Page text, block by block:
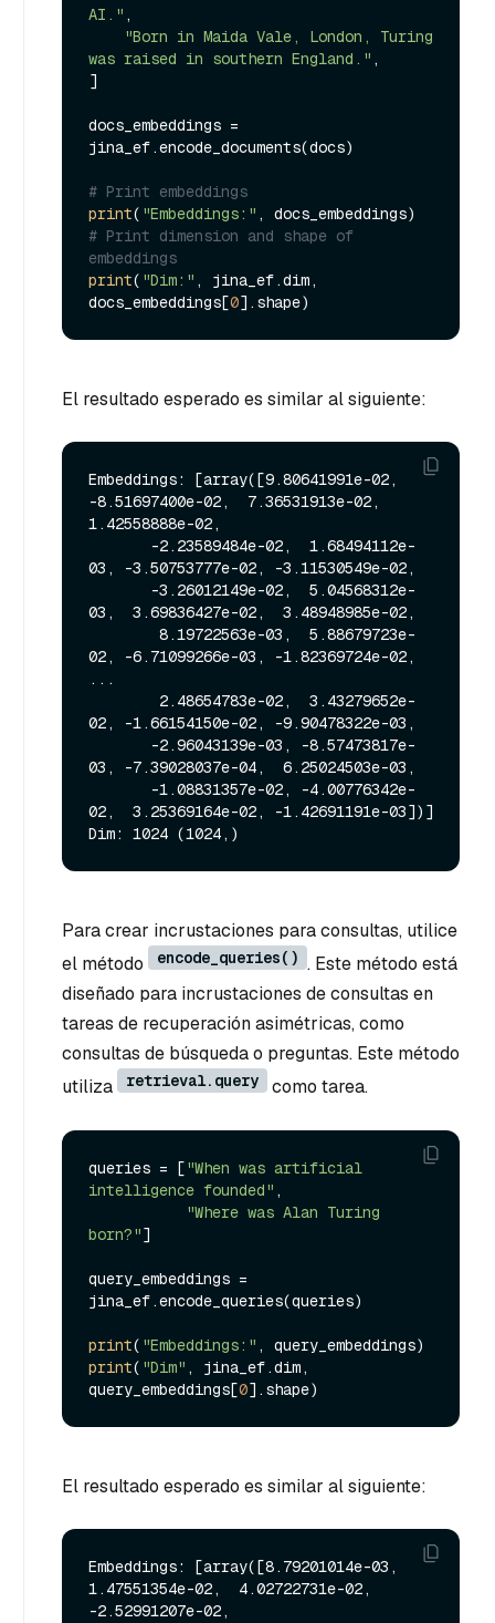
AI." ,
"Born in Maida Vale, London, Turing
was raised in southern England." ,
]
docs_embeddings =
jina_ef.encode_documents(docs)
# Print embeddings
print( "Embeddings:"
# Print dimension and shape of
embeddings
print( "Dim:" , jina_ef.dim,
docs_embeddings[0
El resultado esperado es similar al siguiente:
Embeddings: [array([9.80641991e-02,
-8.51697400e-02,  7.36531913e-02,
1.42558888e-02,
03, -3.50753777e-02, -3.11530549e-02,
03,  3.69836427e-02,  3.48948985e-02,
02, -6.71099266e-03, -1.82369724e-02,
...
02, -1.66154150e-02, -9.90478322e-03,
03, -7.39028037e-04,  6.25024503e-03,
02,  3.25369164e-02, -1.42691191e-03])]
Para crear incrustaciones para consultas, utilice
el método
encode_queries() . Este método está
diseñado para incrustaciones de consultas en
tareas de recuperación asimétricas, como
consultas de búsqueda o preguntas. Este método
utiliza
retrieval.query como tarea.
queries = ["When was artificial
intelligence founded" ,
"Where was Alan Turing
born?"]
query_embeddings =
jina_ef.encode_queries(queries)
print( "Embeddings:"
print( "Dim" , jina_ef.dim,
query_embeddings[0
El resultado esperado es similar al siguiente:
Embeddings: [array([8.79201014e-03,
1.47551354e-02,  4.02722731e-02,
-2.52991207e-02,